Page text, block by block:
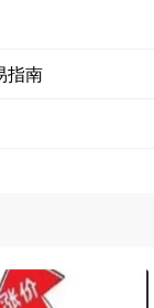
指南